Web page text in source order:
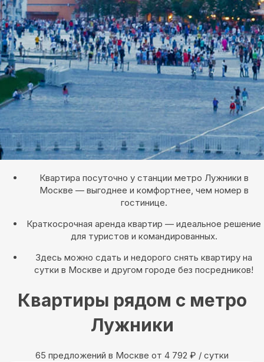
Квартира посуточно у станции метро Лужники в
Москве — выгоднее и комфортнее, чем номер в
гостинице.
Краткосрочная аренда квартир — идеальное решение
для туристов и командированных.
Здесь можно сдать и недорого снять квартиру на
сутки в Москве и другом городе без посредников!
Квартиры рядом с метро
Лужники
65 предложений в Москве oт 4 792 ₽ / сутки